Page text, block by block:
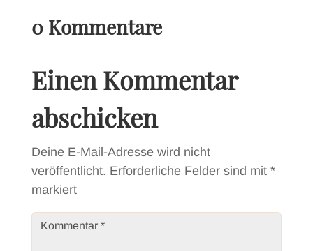
0 Kommentare
Einen Kommentar
abschicken
Deine E-Mail-Adresse wird nicht
veröffentlicht. Erforderliche Felder sind mit *
markiert